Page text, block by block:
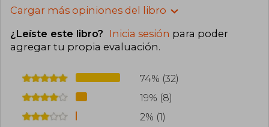
Cargar más opiniones del libro
¿Leíste este libro? Inicia sesión para poder
agregar tu propia evaluación.
74% (32)
19% (8)
2% (1)